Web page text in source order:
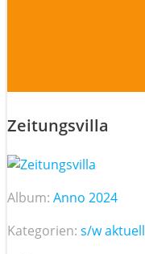
Zeitungsvilla
Album: Anno 2024
Kategorien: s/w aktuell